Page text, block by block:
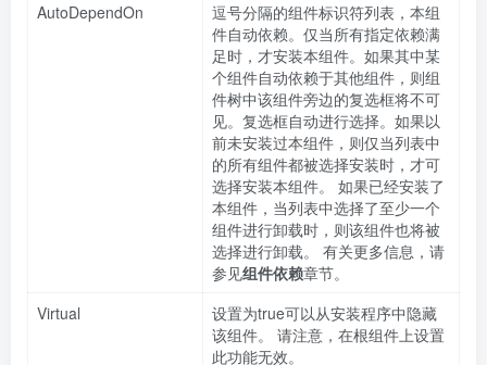
AutoDependOn
逗号分隔的组件标识符列表，本组
件自动依赖。仅当所有指定依赖满
足时，才安装本组件。如果其中某
个组件自动依赖于其他组件，则组
件树中该组件旁边的复选框将不可
见。复选框自动进行选择。如果以
前未安装过本组件，则仅当列表中
的所有组件都被选择安装时，才可
选择安装本组件。 如果已经安装了
本组件，当列表中选择了至少一个
组件进行卸载时，则该组件也将被
选择进行卸载。 有关更多信息，请
参见组件依赖章节。
Virtual
设置为true可以从安装程序中隐藏
该组件。 请注意，在根组件上设置
此功能无效。